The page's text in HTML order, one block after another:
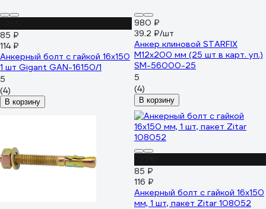
85 ₽
114 ₽
Анкерный болт с гайкой 16x150
1 шт Gigant GAN-16150/1
5
(4)
В корзину
980 ₽
39.2 ₽/шт
Анкер клиновой STARFIX
М12x200 мм (25 шт в карт. уп.)
SM-56000-25
5
(4)
В корзину
85 ₽
116 ₽
Анкерный болт с гайкой 16x150
мм, 1 шт, пакет Zitar 108052